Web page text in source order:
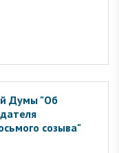
Думы "Об
созыва"